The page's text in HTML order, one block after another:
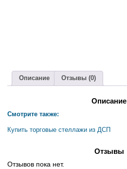
Описание Отзывы (0)
Описание
Смотрите также:
Купить торговые стеллажи из ДСП
Отзывы
Отзывов пока нет.